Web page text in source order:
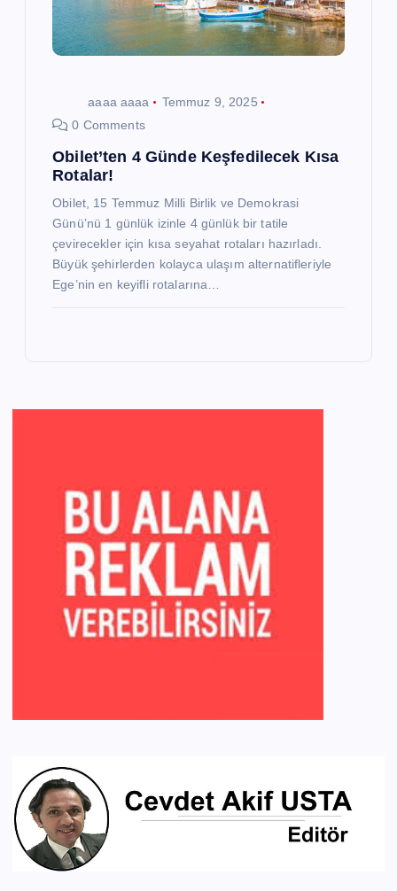
aaaa aaaa
Temmuz 9, 2025
0 Comments
Obilet’ten 4 Günde Keşfedilecek Kısa
Rotalar!
Obilet, 15 Temmuz Milli Birlik ve Demokrasi
Günü’nü 1 günlük izinle 4 günlük bir tatile
çevirecekler için kısa seyahat rotaları hazırladı.
Büyük şehirlerden kolayca ulaşım alternatifleriyle
Ege’nin en keyifli rotalarına…